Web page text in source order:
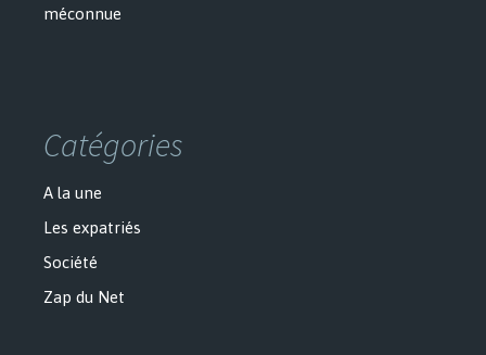
méconnue
Catégories
A la une
Les expatriés
Société
Zap du Net